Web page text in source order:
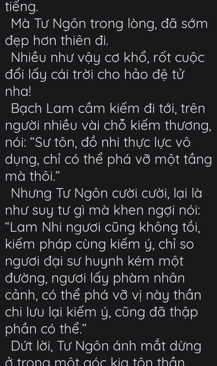
tiếng.
Mà Tư Ngôn trong lòng, đã sớm
đẹp hơn thiên đi.
Nhiều như vậy cơ khổ, rốt cuộc
đổi lấy cái trời cho hảo đệ tử
nha!
Bạch Lam cầm kiếm đi tới, trên
người nhiều vài chỗ kiếm thương,
nói: “Sư tôn, đồ nhi thực lực vô
dụng, chỉ có thể phá vỡ một tầng
mà thôi.”
Nhưng Tư Ngôn cười cười, lại là
như suy tư gì mà khen ngợi nói:
“Lam Nhi ngươi cũng không tồi,
kiếm pháp cùng kiếm ý, chỉ so
ngươi đại sư huynh kém một
đường, ngươi lấy phàm nhân
cảnh, có thể phá vỡ vị này thần
chi lưu lại kiếm ý, cũng đã thập
phần có thể.”
Dứt lời, Tư Ngôn ánh mắt dừng
ở trong một góc kia tôn thần